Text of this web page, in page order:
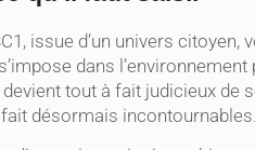
issue d’un univers citoyen,
dans
devient tout à fait judicieux de
désormais incontournables.